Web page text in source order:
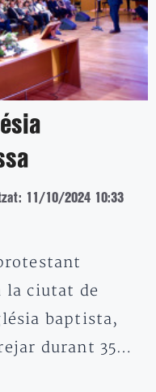
11/10/2024 10:33
la ciutat de
baptista,
durant 35…